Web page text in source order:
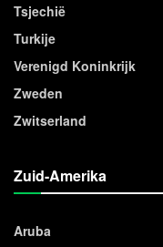
Tsjechië
Turkije
Verenigd Koninkrijk
Zweden
Zwitserland
Zuid-Amerika
Aruba